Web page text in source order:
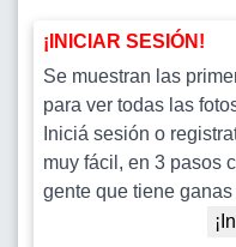
¡INICIAR SESIÓN!
Se muestran las
para ver todas las
Iniciá sesión o
muy fácil, en 3 pasos
gente que tiene